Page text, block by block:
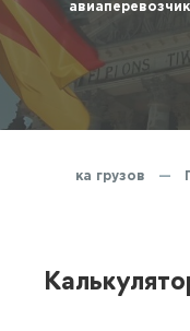
доставка грузов —